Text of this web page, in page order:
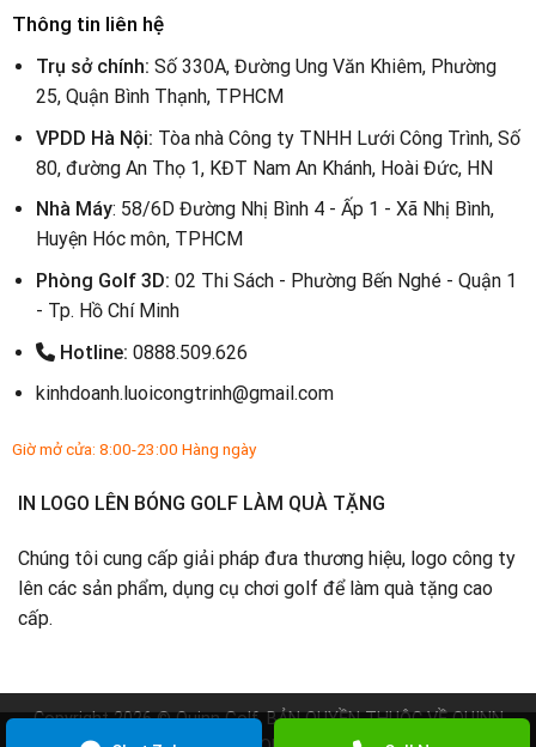
Thông tin liên hệ
Trụ sở chính: Số 330A, Đường Ung Văn Khiêm, Phường
25, Quận Bình Thạnh, TPHCM
VPDD Hà Nội: Tòa nhà Công ty TNHH Lưới Công Trình, Số
80, đường An Thọ 1, KĐT Nam An Khánh, Hoài Đức, HN
Nhà Máy: 58/6D Đường Nhị Bình 4 - Ấp 1 - Xã Nhị Bình,
Huyện Hóc môn, TPHCM
Phòng Golf 3D:02 Thi Sách - Phường Bến Nghé - Quận 1
- Tp. Hồ Chí Minh
Hotline: 0888.509.626
kinhdoanh.luoicongtrinh@gmail.com
Giờ mở cửa: 8:00-23:00 Hàng ngày
IN LOGO LÊN BÓNG GOLF LÀM QUÀ TẶNG
Chúng tôi cung cấp giải pháp đưa thương hiệu, logo công ty
lên các sản phẩm, dụng cụ chơi golf để làm quà tặng cao
cấp.
Copyright 2026 ©Quinn Golf. BẢN QUYỀN THUỘC VỀQUINN